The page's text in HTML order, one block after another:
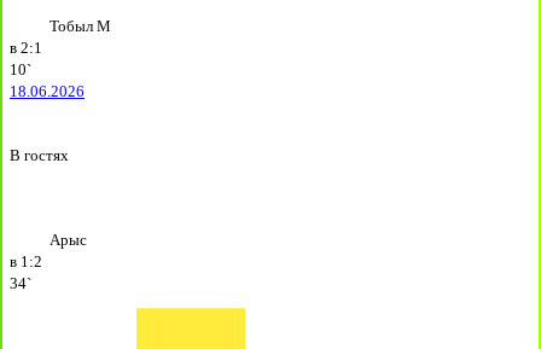
Тобыл М
в 2:1
10`
18.06.2026
В гостях
Арыс
в 1:2
34`